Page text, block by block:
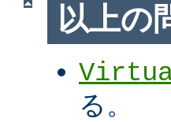
以上の
る。